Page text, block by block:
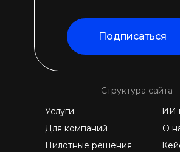
Подписаться
Для компаний
ИИ
Пилотные решения
Услуги
О
Структура сайта